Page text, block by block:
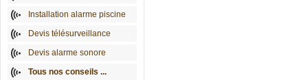
Installation alarme piscine
Devis télésurveillance
Devis alarme sonore
Tous nos conseils ...